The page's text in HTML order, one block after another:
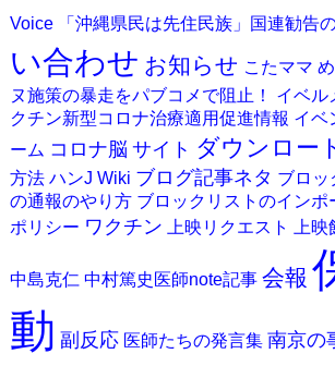
Voice 「沖縄県民は先住民族」国連勧告
い合わせ お知らせ こたママ
ヌ施策の暴走をパブコメで阻止！
イベル
クチン新型コロナ治療適用促進情報 イベ
ーム コロナ脳 サイト ダウンロー
方法 ハンJ Wiki ブログ記事ネタ ブロッ
の通報のやり方 ブロックリストのインポ
ポリシー ワクチン 上映リクエスト 上
中島克仁 中村篤史医師note記事 会報
動 副反応 医師たちの発言集 南京の